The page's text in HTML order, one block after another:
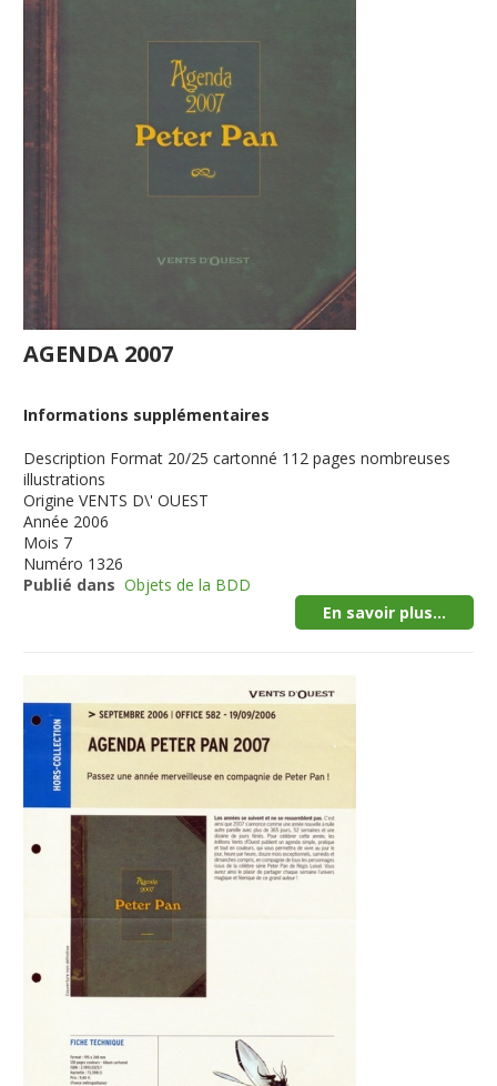
AGENDA 2007
Informations supplémentaires
Description Format 20/25 cartonné 112 pages nombreuses
illustrations
Origine VENTS D\' OUEST
Année 2006
Mois 7
Numéro 1326
Publié dans Objets de la BDD
En savoir plus...